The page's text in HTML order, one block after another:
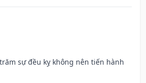
sự đều kỵ không nên tiến hành